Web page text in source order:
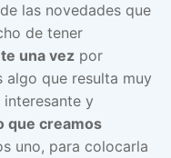
las novedades que
de tener
una vez por
algo que resulta muy
interesante y
que creamos
uno, para colocarla